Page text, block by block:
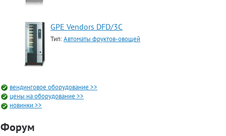
GPE Vendors DFD/3C
Тип:Автоматы фруктов-овощей
вендинговое оборудование >>
цены на оборудование >>
новинки >>
Форум